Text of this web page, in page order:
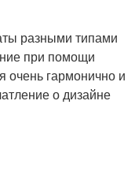
разными типами
при помощи
гармонично и
о дизайне